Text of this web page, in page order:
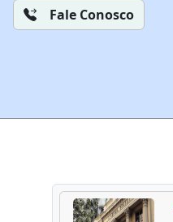
Fale Conosco